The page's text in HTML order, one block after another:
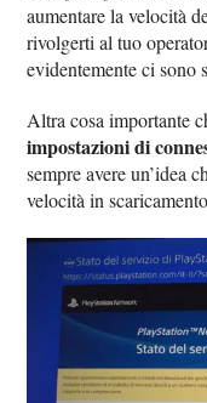
aumentare la velocità
rivolgerti al tuo
evidentemente ci sono
Altra cosa importante
impostazioni di
sempre avere un’idea
velocità in